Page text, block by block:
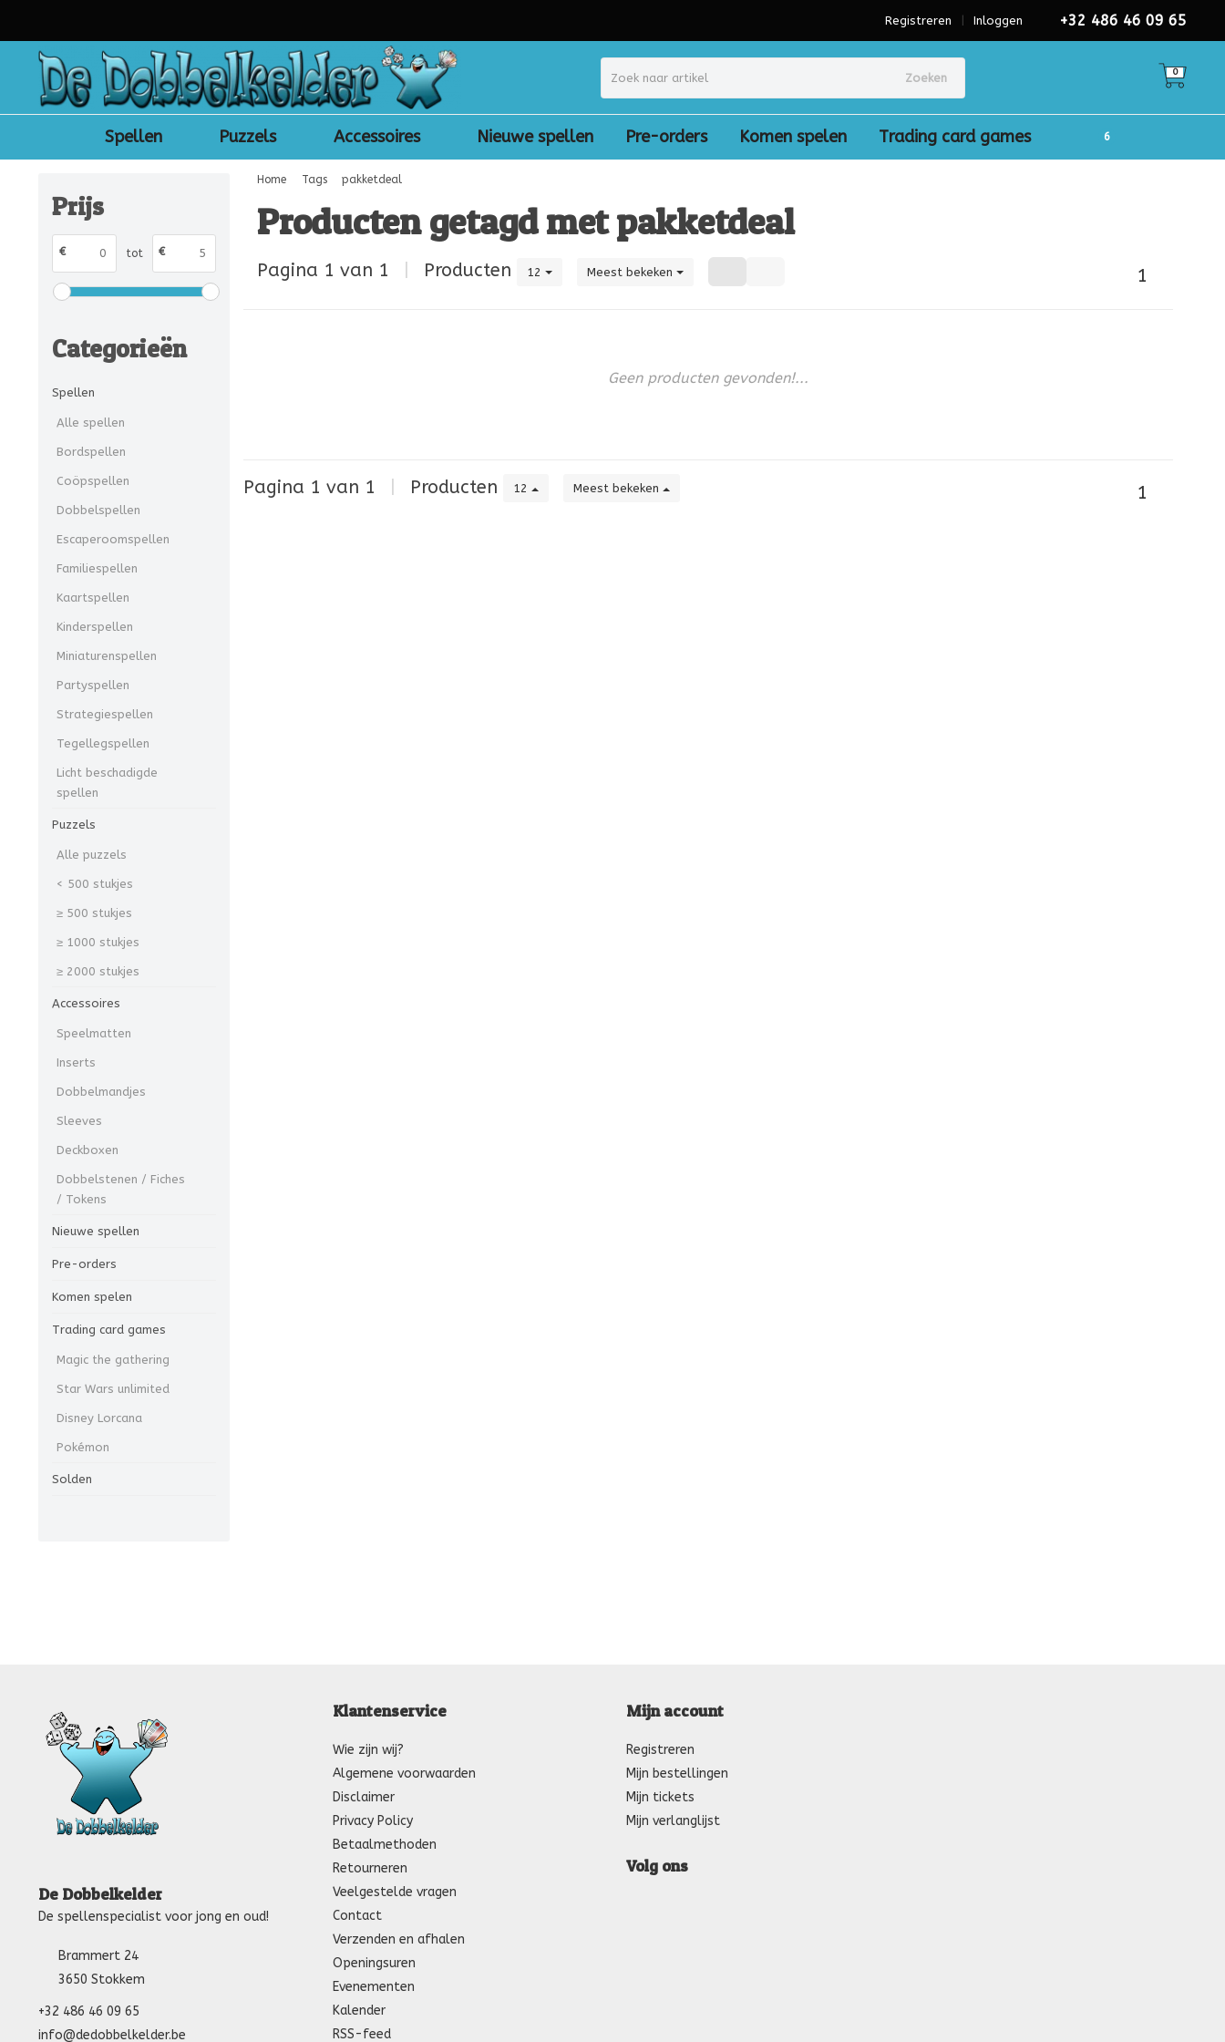
+32 486 46 09 65
Inloggen
Registreren
Zoeken 0
Spellen Puzzels Accessoires Nieuwe spellen Pre-orders Komen spelen Trading card games
Prijs
€ tot €
Categorieën
Spellen
Alle spellen
Bordspellen
Coöpspellen
Dobbelspellen
Escaperoomspellen
Familiespellen
Kaartspellen
Kinderspellen
Miniaturenspellen
Partyspellen
Strategiespellen
Tegellegspellen
Licht beschadigde
spellen
Puzzels
Alle puzzels
< 500 stukjes
≥ 500 stukjes
≥ 1000 stukjes
≥ 2000 stukjes
Accessoires
Speelmatten
Inserts
Dobbelmandjes
Sleeves
Deckboxen
Dobbelstenen / Fiches
/ Tokens
Nieuwe spellen
Pre-orders
Komen spelen
Trading card games
Magic the gathering
Star Wars unlimited
Disney Lorcana
Pokémon
Solden
Home Tags pakketdeal
Producten getagd met pakketdeal
Pagina 1 van 1 Producten 12 Meest bekeken 1
Geen producten gevonden!...
Pagina 1 van 1 Producten 12 Meest bekeken 1
De Dobbelkelder
De spellenspecialist voor jong en oud!
Brammert 24
3650 Stokkem
+32 486 46 09 65
info@dedobbelkelder.be
Klantenservice
Wie zijn wij?
Algemene voorwaarden
Disclaimer
Privacy Policy
Betaalmethoden
Retourneren
Veelgestelde vragen
Contact
Verzenden en afhalen
Openingsuren
Evenementen
Kalender
RSS-feed
Mijn account
Registreren
Mijn bestellingen
Mijn tickets
Mijn verlanglijst
Volg ons